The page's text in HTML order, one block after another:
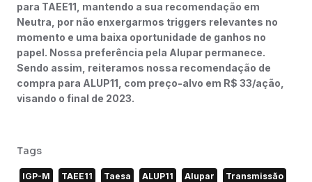
para TAEE11, mantendo a sua recomendação em
Neutra, por não enxergarmos triggers relevantes no
momento e uma baixa oportunidade de ganhos no
papel. Nossa preferência pela Alupar permanece.
Sendo assim, reiteramos nossa recomendação de
compra para ALUP11, com preço-alvo em R$ 33/ação,
visando o final de 2023.
Tags
IGP-M TAEE11 Taesa ALUP11 Alupar Transmissão